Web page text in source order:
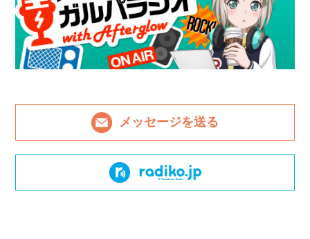
メッセージを送る